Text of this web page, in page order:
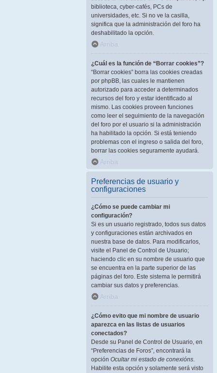
biblioteca, cyber-cafés, PCs de
universidades, etc. Si no ve la casilla,
significa que la administración del foro ha
deshabilitado la opción.
Arriba
¿Cuál es la función de “Borrar cookies”?
“Borrar cookies” borra las cookies creadas
por phpBB, las cuales le mantienen
autorizado para acceder a determinados
recursos del foro y estar identificado al
mismo. Las cookies proveen funciones
como leer el seguimiento de la navegación
del foro por el usuario si la administración
ha habilitado la opción. Si está teniendo
problemas con el ingreso o salida del foro,
borrar las cookies seguramente ayudará.
Arriba
Preferencias de usuario y
configuraciones
¿Cómo se puede cambiar mi
configuración?
Si es un usuario registrado, todos sus datos
y configuraciones están archivados en
nuestra base de datos. Para modificarlos,
visite el Panel de Control de Usuario;
haciendo clic en su nombre de usuario que
se encuentra en la parte superior de las
páginas del foro. Este sistema le permitirá
cambiar sus datos y preferencias.
Arriba
¿Cómo evito que mi nombre de usuario
aparezca en las listas de usuarios
conectados?
Desde su Panel de Control de Usuario, en
“Preferencias de Foros”, encontrará la
opción Ocultar mi estado de conexións.
Habilite esta opción y solamente será visto